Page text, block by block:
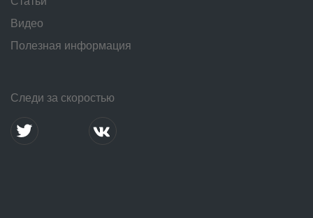
Видео
Полезная информация
Следи за скоростью